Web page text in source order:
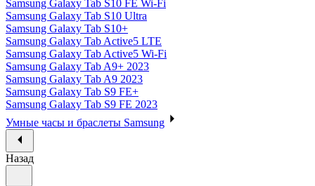
Samsung Galaxy Tab S10 FE Wi-Fi
Samsung Galaxy Tab S10 Ultra
Samsung Galaxy Tab S10+
Samsung Galaxy Tab Active5 LTE
Samsung Galaxy Tab Active5 Wi-Fi
Samsung Galaxy Tab A9+ 2023
Samsung Galaxy Tab A9 2023
Samsung Galaxy Tab S9 FE+
Samsung Galaxy Tab S9 FE 2023
Умные часы и браслеты Samsung
Назад